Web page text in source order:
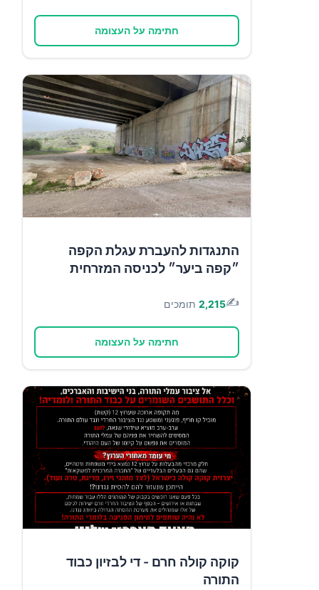
חתימה על העצומה
התנגדות להעברת עגלת הקפה
״קפה ביער״ לכניסה המזרחית
✍️
2,215 תומכים
חתימה על העצומה
קוקה קולה חרם - די לבזיון כבוד
התורה